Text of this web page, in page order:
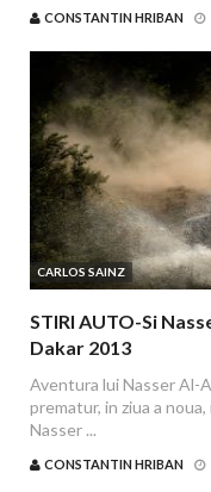
CONSTANTIN HRIBAN
CARLOS SAINZ
STIRI AUTO-Si
Dakar 2013
Aventura lui Nasser Al-
prematur, in ziua a
Nasser ...
CONSTANTIN HRIBAN